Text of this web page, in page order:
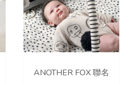
ANOTHER FOX 聯名